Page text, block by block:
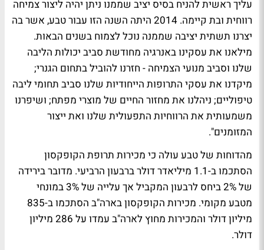
עליך ראשית להניח בסיס יציב שממנו ניתן יהיה ליצור צמיחה
רווחית ובת קיימה. 2014 היתה השנה הזו עבור טבע, אשר בה
יצרנו תשתית יציבה שממנה נוכל לצמוח בשנים הבאות.
מילאנו את עסקינו באנרגיה מחודשת סביב יכולות הליבה
שלנו וסביב מנועי הצמיחה - חזרנו להוביל בתחום הגנרי;
מיקדנו את עסקי התרופות הייחודיות שלנו סביב תחומי ליבה
טיפוליים; ניהלנו את מחזור החיים של מוצרי מפתח; ושיפרנו
משמעותית את הרווחיות התפעולית שלנו ואת ייצור
המזומנים".
מהדוחות של טבע עולה כי מכירות תרופת הקופקסון
הסתכמו ב-1.1 מיליאדר דולר ברבעון הרביעי. מדובר בירידה
של 2% ביחס לרבעון המקביל אך עלייה של 3% במונחי
מטבע מקומי. מכירות הקופקסון בארה"ב הסתכמו ב-835
מיליון דולר והמכירות מחוץ לארה"ב עמדו על 286 מיליון
דולר.